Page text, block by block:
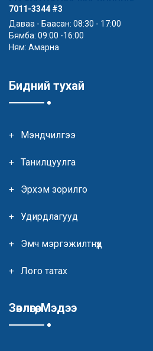
7011-3344 #3
Даваа - Баасан: 08:30 - 17:00
Бямба: 09:00 -16:00
Ням: Амарна
Бидний тухай
Мэндчилгээ
Танилцуулга
Эрхэм зорилго
Удирдлагууд
Эмч мэргэжилтнүүд
Лого татах
Зөвлөгөө, Мэдээ